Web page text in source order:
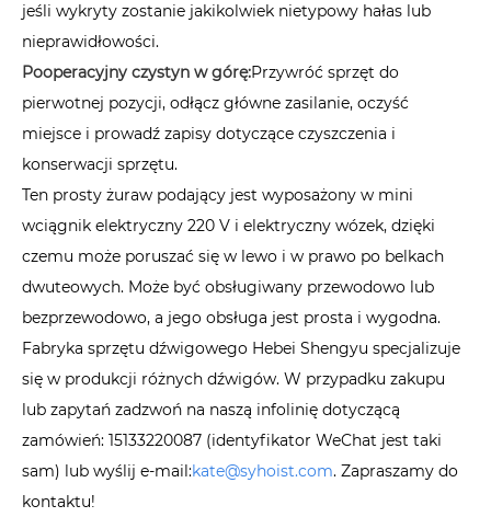
jeśli wykryty zostanie jakikolwiek nietypowy hałas lub
nieprawidłowości.
Pooperacyjny czystyn w górę:Przywróć sprzęt do
pierwotnej pozycji, odłącz główne zasilanie, oczyść
miejsce i prowadź zapisy dotyczące czyszczenia i
konserwacji sprzętu.
Ten prosty żuraw podający jest wyposażony w mini
wciągnik elektryczny 220 V i elektryczny wózek, dzięki
czemu może poruszać się w lewo i w prawo po belkach
dwuteowych. Może być obsługiwany przewodowo lub
bezprzewodowo, a jego obsługa jest prosta i wygodna.
Fabryka sprzętu dźwigowego Hebei Shengyu specjalizuje
się w produkcji różnych dźwigów. W przypadku zakupu
lub zapytań zadzwoń na naszą infolinię dotyczącą
zamówień: 15133220087 (identyfikator WeChat jest taki
sam) lub wyślij e-mail:kate@syhoist.com. Zapraszamy do
kontaktu!